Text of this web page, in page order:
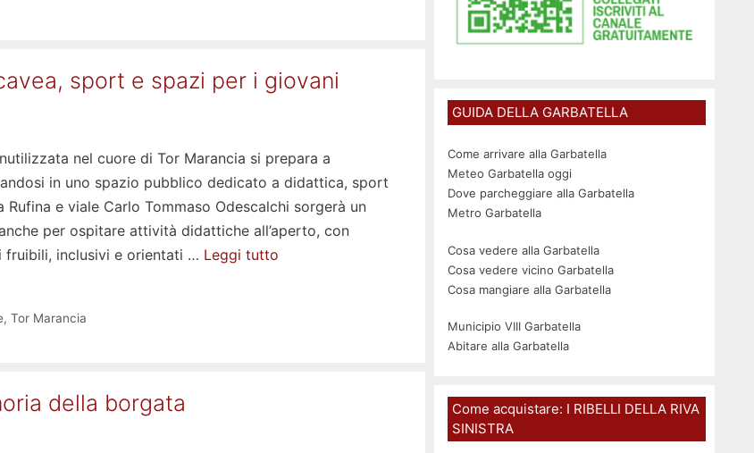
sport e spazi per i giovani
nel cuore di Tor Marancia si prepara a
in uno spazio pubblico dedicato a didattica, sport
Rufina e viale Carlo Tommaso Odescalchi sorgerà un
per ospitare attività didattiche all’aperto, con
fruibili, inclusivi e orientati … Leggi tutto
, Tor Marancia
della borgata
GUIDA DELLA GARBATELLA
Come arrivare alla Garbatella
Meteo Garbatella oggi
Dove parcheggiare alla Garbatella
Metro Garbatella
Cosa vedere alla Garbatella
Cosa vedere vicino Garbatella
Cosa mangiare alla Garbatella
Municipio VIII Garbatella
Abitare alla Garbatella
Come acquistare: I RIBELLI DELLA RIVA
SINISTRA